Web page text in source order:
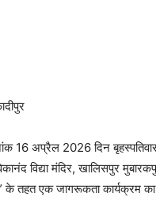
16 अप्रैल 2026 दिन
विद्या मंदिर, खालिसपुर
के तहत एक जागरूकता कार्यक्रम